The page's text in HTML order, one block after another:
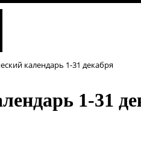
календарь 1-31 декабря
1-31